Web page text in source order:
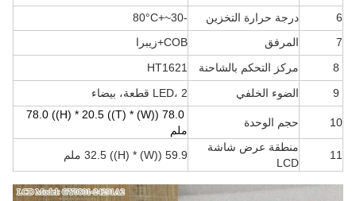
6
درجة حرارة التخزين -30~+80
°C
7
المرفق
COB+زيبرا
8
مركز التحكم بالشاحنة
HT1621
9
الضوء الخلفي LED، 2 قطعة، بيضاء
10 حجم الوحدة
78.0 ((W) * 78.0 ((H) * 20.5 ((T)
ملم
11
منطقة عرض شاشة
LCD
59.9 ((W) * 32.5 ((H) ملم